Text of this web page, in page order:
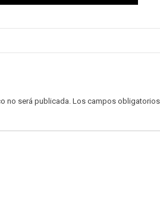
no será publicada. Los campos